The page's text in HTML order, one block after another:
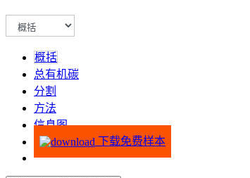
概括
总有机碳
分割
方法
信息图
下载免费样本